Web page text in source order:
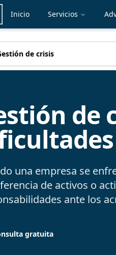
Inicio Servicios
de crisis
de
una empresa se
de activos o
ante los
gratuita